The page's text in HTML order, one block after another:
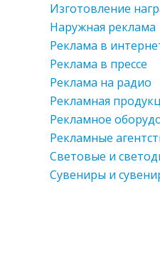
Изготовление
Наружная реклама
Реклама в
Реклама в прессе
Реклама на радио
Рекламная
Рекламное
Рекламные
Световые и
Сувениры и